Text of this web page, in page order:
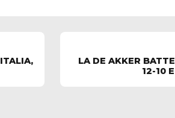
LA DE AKKER
12-10